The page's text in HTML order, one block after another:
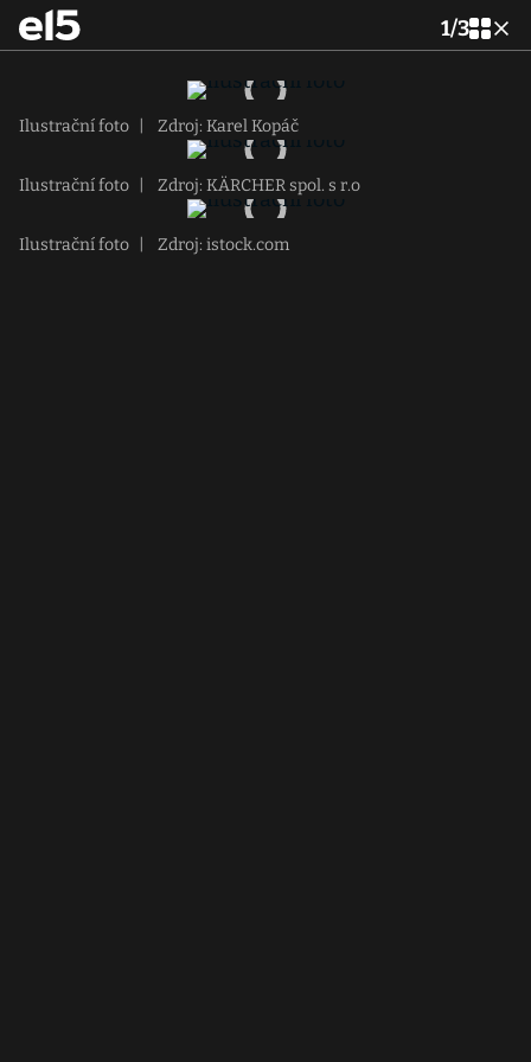
1/3
Ilustrační foto Zdroj: Karel Kopáč
Ilustrační foto Zdroj: KÄRCHER spol. s r.o
Ilustrační foto Zdroj: istock.com